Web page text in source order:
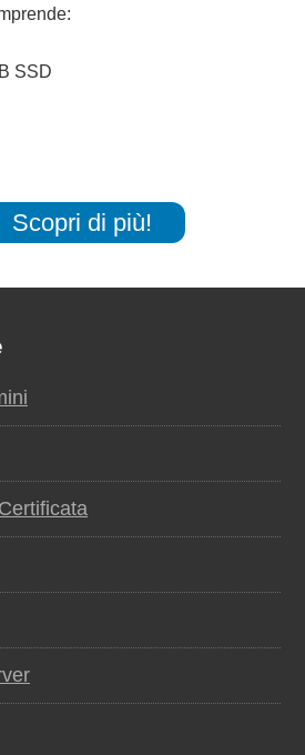
SSD
Scopri di più!